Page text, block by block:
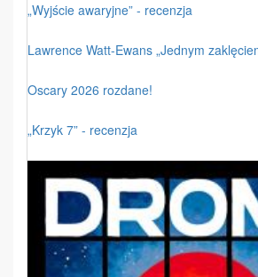
„Wyjście awaryjne” - recenzja
Lawrence Watt-Ewans „Jednym
Oscary 2026 rozdane!
„Krzyk 7” - recenzja